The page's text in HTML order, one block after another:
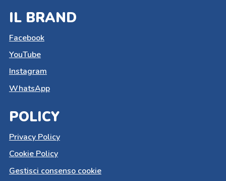
IL BRAND
Facebook
YouTube
Instagram
WhatsApp
POLICY
Privacy Policy
Cookie Policy
Gestisci consenso cookie